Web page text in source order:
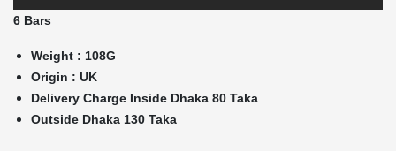
6 Bars
Weight : 108G
Origin : UK
Delivery Charge Inside Dhaka 80 Taka
Outside Dhaka 130 Taka